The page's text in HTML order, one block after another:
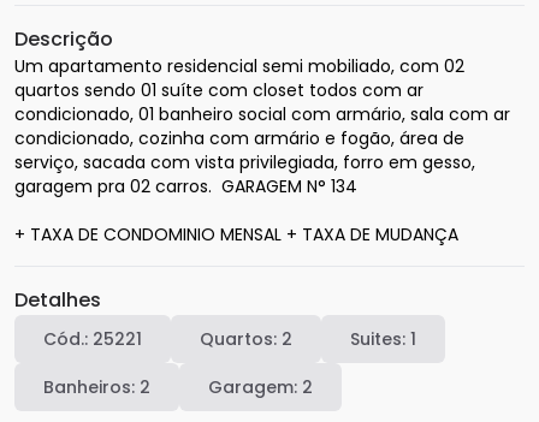
Descrição
Um apartamento residencial semi mobiliado, com 02
quartos sendo 01 suíte com closet todos com ar
condicionado, 01 banheiro social com armário, sala com ar
condicionado, cozinha com armário e fogão, área de
serviço, sacada com vista privilegiada, forro em gesso,
garagem pra 02 carros.  GARAGEM N° 134
+ TAXA DE CONDOMINIO MENSAL + TAXA DE MUDANÇA
Detalhes
Cód.: 25221 Quartos: 2 Suites: 1
Banheiros: 2 Garagem: 2